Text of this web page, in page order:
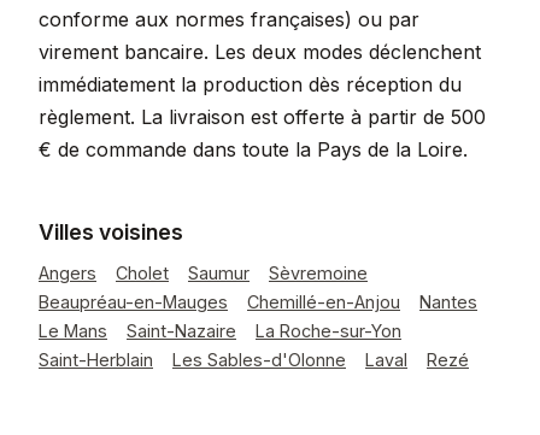
conforme aux normes françaises) ou par
virement bancaire. Les deux modes déclenchent
immédiatement la production dès réception du
règlement. La livraison est offerte à partir de 500
€ de commande dans toute la Pays de la Loire.
Villes voisines
Angers Cholet Saumur
Sèvremoine
Beaupréau-en-Mauges
Chemillé-en-Anjou
Nantes
Le Mans
Saint-Nazaire
La Roche-sur-Yon
Saint-Herblain
Les Sables-d'Olonne Laval Rezé